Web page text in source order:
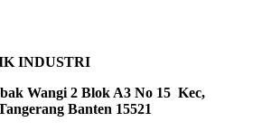
INDUSTRI
Wangi 2 Blok A3 No 15 Kec,
Banten 15521